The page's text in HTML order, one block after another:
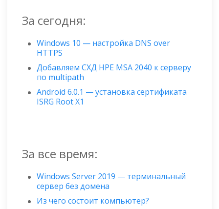
За сегодня:
Windows 10 — настройка DNS over
HTTPS
Добавляем СХД HPE MSA 2040 к серверу
по multipath
Android 6.0.1 — установка сертификата
ISRG Root X1
За все время:
Windows Server 2019 — терминальный
сервер без домена
Из чего состоит компьютер?